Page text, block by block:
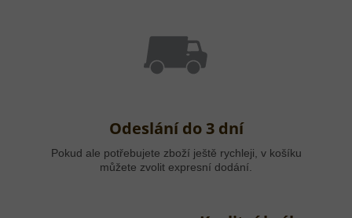
Odeslání do 3 dní
Pokud ale potřebujete zboží ještě rychleji, v košíku
můžete zvolit expresní dodání.